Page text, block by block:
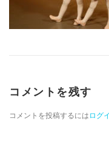
コメントを残す
コメントを投稿するにはログ